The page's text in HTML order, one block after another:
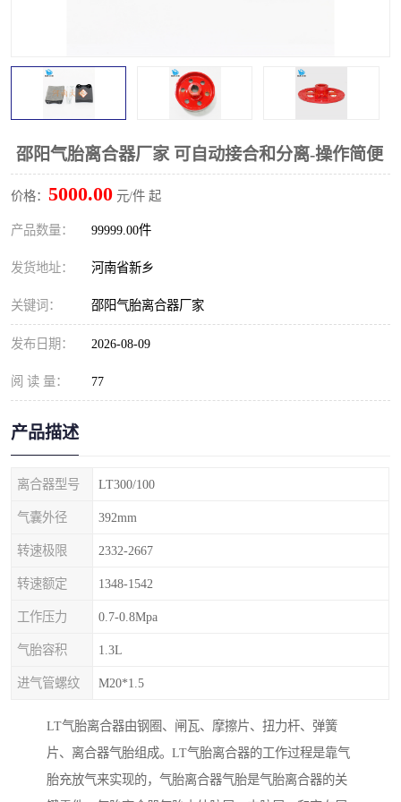
邵阳气胎离合器厂家 可自动接合和分离-操作简便
价格： 5000.00 元/件 起
产品数量： 99999.00件
发货地址： 河南省新乡
关键词： 邵阳气胎离合器厂家
发布日期： 2026-08-09
阅 读 量： 77
产品描述
离合器型号 LT300/100
气囊外径 392mm
转速极限 2332-2667
转速额定 1348-1542
工作压力 0.7-0.8Mpa
气胎容积 1.3L
进气管螺纹 M20*1.5
LT气胎离合器由钢圈、闸瓦、摩擦片、扭力杆、弹簧
片、离合器气胎组成。LT气胎离合器的工作过程是靠气
胎充放气来实现的，气胎离合器气胎是气胎离合器的关